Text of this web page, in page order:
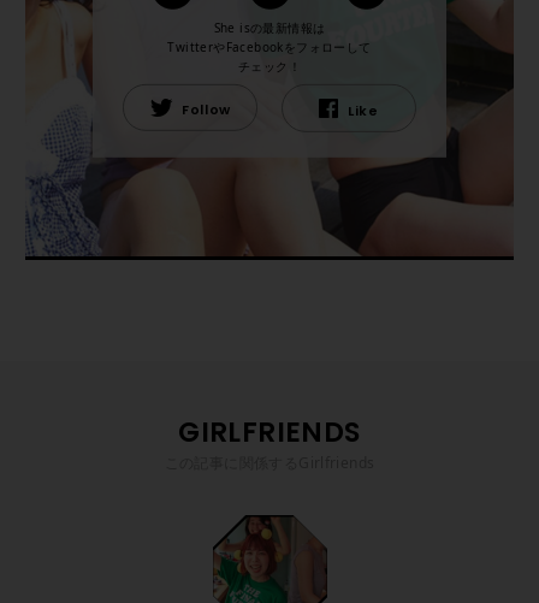
She isの最新情報は
TwitterやFacebookをフォローして
チェック！
Follow Like
GIRLFRIENDS